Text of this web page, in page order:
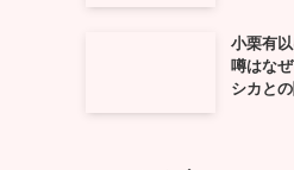
小栗有
噂はな
シカと